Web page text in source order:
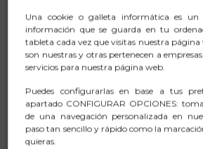
Dispone de puerto de entrada USB
memoria de hasta 32GB.
Batería recargable de Litio de 3,7V/
Controla tu música desde el
botones integrados
Equipado con un cable de carga
Una cookie o galleta informática es un
información que se guarda en tu
tableta cada vez que visitas nuestra página
son nuestras y otras pertenecen a
servicios para nuestra página web.
Puedes configurarlas en base a tus
apartado CONFIGURAR OPCIONES:
de una navegación personalizada en
paso tan sencillo y rápido como la
quieras.